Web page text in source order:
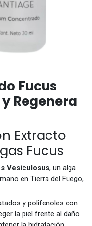
Fucus
Regenera
Extracto
Fucus
Vesiculosus, un alga
en Tierra del Fuego,
y polifenoles con
la piel frente al daño